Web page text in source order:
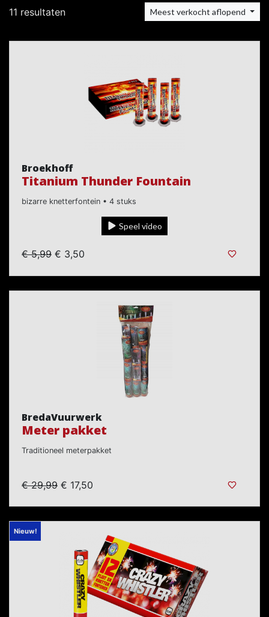
11 resultaten Meest verkocht aflopend
Broekhoff
Titanium Thunder Fountain
bizarre knetterfontein • 4 stuks
Speel video
€ 5,99 € 3,50
BredaVuurwerk
Meter pakket
Traditioneel meterpakket
€ 29,99 € 17,50
Nieuw!